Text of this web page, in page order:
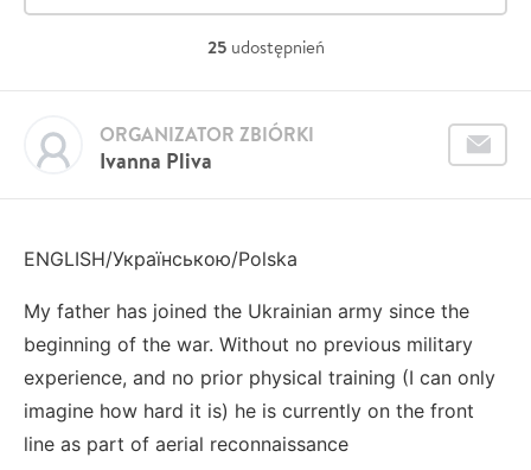
25 udostępnień
Ivanna Pliva
ORGANIZATOR ZBIÓRKI
ENGLISH/Українською/Polska
My father has joined the Ukrainian army since the
beginning of the war. Without no previous military
experience, and no prior physical training (I can only
imagine how hard it is) he is currently on the front
line as part of aerial reconnaissance